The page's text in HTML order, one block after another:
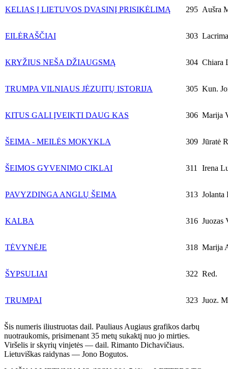
KELIAS Į LIETUVOS DVASINĮ PRISIKĖLIMĄ 295 Aušra
EILĖRAŠČIAI 303 Lacrima
KRYŽIUS NEŠA DŽIAUGSMĄ 304 Chiara
TRUMPA VILNIAUS JĖZUITŲ ISTORIJA 305 Kun.
KITUS GALI ĮVEIKTI DAUG KAS 306 Marija
ŠEIMA - MEILĖS MOKYKLA 309 Jūratė
ŠEIMOS GYVENIMO CIKLAI 311 Irena
PAVYZDINGA ANGLŲ ŠEIMA 313 Jolanta
KALBA 316 Juozas
TĖVYNĖJE 318 Marija
ŠYPSULIAI 322 Red.
TRUMPAI 323 Juoz.
Šis numeris iliustruotas dail. Pauliaus Augiaus grafikos darbų
nuotraukomis, prisimenant 35 metų sukaktį nuo jo mirties.
Viršelis ir skyrių vinjetės — dail. Rimanto Dichavičiaus.
Lietuviškas raidynas — Jono Bogutos.